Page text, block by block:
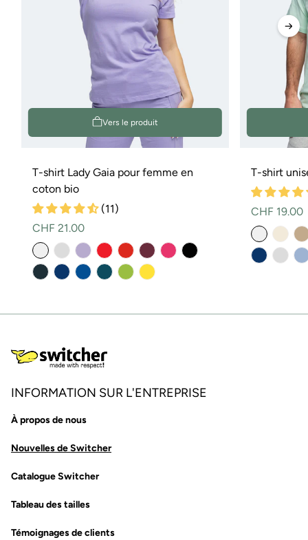
Vers le produit
T-shirt Lady Gaia pour femme en
coton bio
(11)
Prix
normal
CHF 21.00
T-shirt
Prix
normal
CHF 19.00
INFORMATION SUR L'ENTREPRISE
À propos de nous
Nouvelles de Switcher
Catalogue Switcher
Tableau des tailles
Témoignages de clients